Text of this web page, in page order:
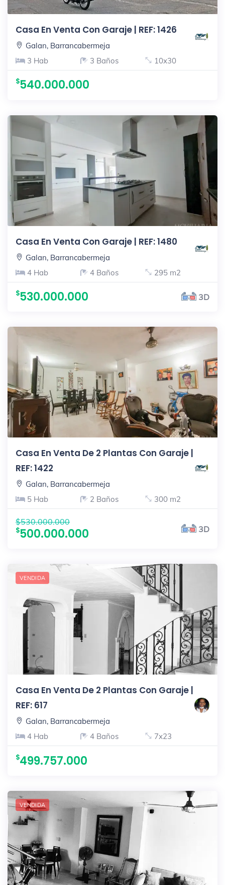
Casa En Venta Con Garaje | REF: 1426
Galan, Barrancabermeja
3 Hab
3 Baños 10x30
540.000.000
Casa En Venta Con Garaje | REF: 1480
Galan, Barrancabermeja
4 Hab
4 Baños 295 m2
530.000.000 3D
Casa En Venta De 2 Plantas Con Garaje |
REF: 1422
Galan, Barrancabermeja
5 Hab
2 Baños 300 m2
$530.000.000
500.000.000 3D
VENDIDA
Casa En Venta De 2 Plantas Con Garaje |
REF: 617
Galan, Barrancabermeja
4 Hab
4 Baños 7x23
499.757.000
VENDIDA